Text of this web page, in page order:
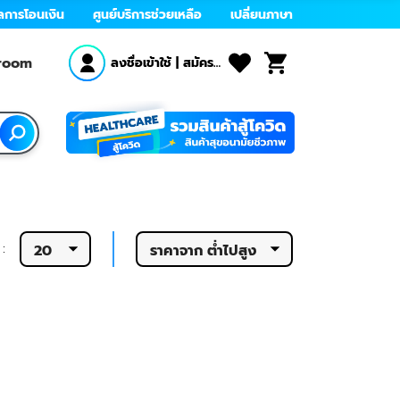
ารโอนเงิน ศูนย์บริการช่วยเหลือ เปลี่ยนภาษา
ลงชื่อเข้าใช้ |สมัคร
20 ราคาจาก ต่ำไปสูง